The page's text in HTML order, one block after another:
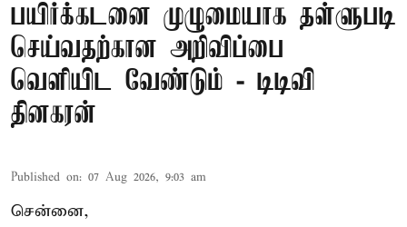
பயிர்க்கடனை முழுமையாக தள்ளுபடி
செய்வதற்கான அறிவிப்பை
வெளியிட வேண்டும் - டிடிவி
தினகரன்
Published on: 07 Aug 2026, 9:03 am
சென்னை,